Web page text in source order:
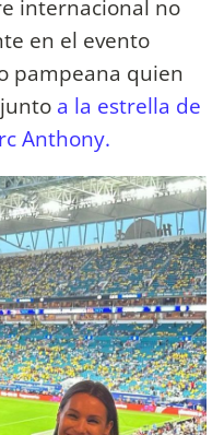
internacional no
en el evento
pampeana quien
a la estrella de
Anthony.